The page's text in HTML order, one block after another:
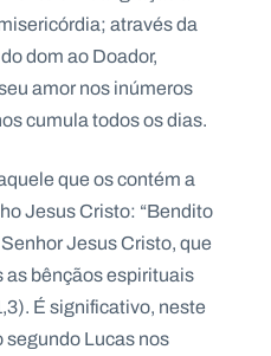
através da
dom ao Doador,
amor nos inúmeros
cumula todos os dias.
que os contém a
Jesus Cristo: “Bendito
Jesus Cristo, que
as bênçãos espirituais
É significativo, neste
Lucas nos